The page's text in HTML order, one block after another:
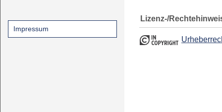
Impressum
Lizenz-/